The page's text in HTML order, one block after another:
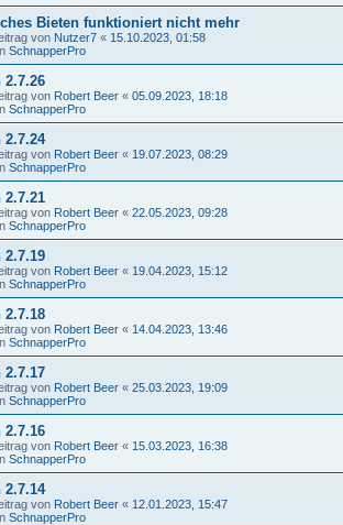
Bieten funktioniert nicht mehr
von Nutzer7 « 15.10.2023, 01:58
SchnapperPro
2.7.26
von Robert Beer « 05.09.2023, 18:18
SchnapperPro
2.7.24
von Robert Beer « 19.07.2023, 08:29
SchnapperPro
2.7.21
von Robert Beer « 22.05.2023, 09:28
SchnapperPro
2.7.19
von Robert Beer « 19.04.2023, 15:12
SchnapperPro
2.7.18
von Robert Beer « 14.04.2023, 13:46
SchnapperPro
2.7.17
von Robert Beer « 25.03.2023, 19:09
SchnapperPro
2.7.16
von Robert Beer « 15.03.2023, 16:38
SchnapperPro
2.7.14
von Robert Beer « 12.01.2023, 15:47
SchnapperPro